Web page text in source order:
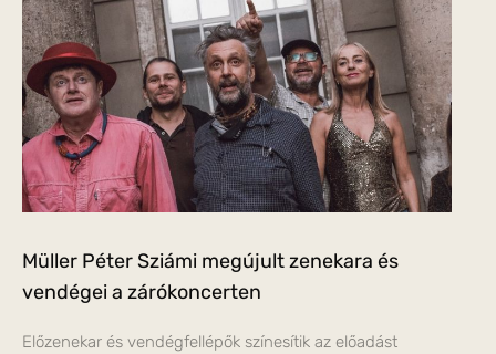
Müller Péter Sziámi megújult zenekara és
vendégei a zárókoncerten
Előzenekar és vendégfellépők színesítik az előadást